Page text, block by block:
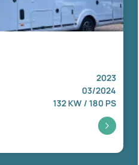
2023
03/2024
132 KW / 180 PS